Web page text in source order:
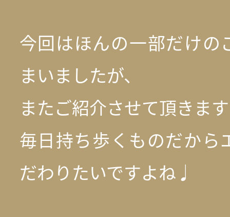
今回はほんの一部だけの
まいましたが、
またご紹介させて頂きま
毎日持ち歩くものだから
だわりたいですよね♩